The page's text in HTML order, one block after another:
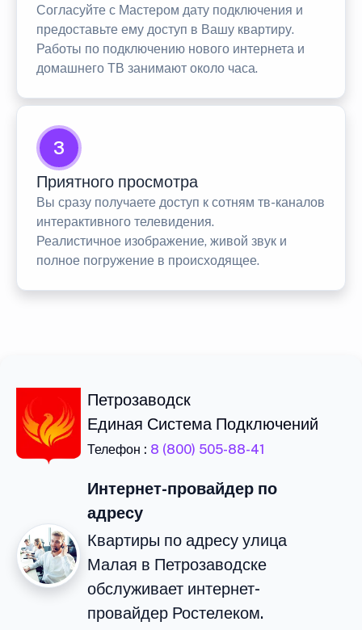
Согласуйте с Мастером дату подключения и
предоставьте ему доступ в Вашу квартиру.
Работы по подключению нового интернета и
домашнего ТВ занимают около часа.
3
Приятного просмотра
Вы сразу получаете доступ к сотням тв-каналов
интерактивного телевидения.
Реалистичное изображение, живой звук и
полное погружение в происходящее.
Петрозаводск
Единая Система Подключений
Телефон : 8 (800) 505-88-41
Интернет-провайдер по
адресу
Квартиры по адресу улица
Малая в Петрозаводске
обслуживает интернет-
провайдер Ростелеком.